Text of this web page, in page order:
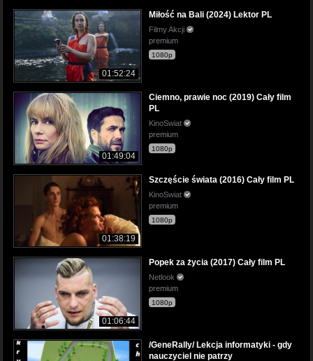
01:52:24
Miłość na Bali (2024) Lektor PL
Filmy Akcji
premium
1080p
01:49:04
Ciemno, prawie noc (2019) Cały film
PL
KinoSwiat
premium
1080p
01:38:19
Szczęście świata (2016) Cały film PL
KinoSwiat
premium
1080p
01:06:44
Popek za życia (2017) Cały film PL
Netlook
premium
1080p
/GeneRally/ Lekcja informatyki - gdy
nauczyciel nie patrzy